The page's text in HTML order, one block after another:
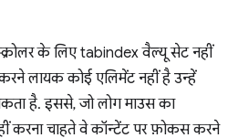
के लिए tabindex वैल्यू सेट नहीं
लायक कोई एलिमेंट नहीं है उन्हें
है. इससे, जो लोग माउस का
करना चाहते वे कॉन्टेंट पर फ़ोकस करने